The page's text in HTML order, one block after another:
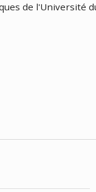
de l'Université